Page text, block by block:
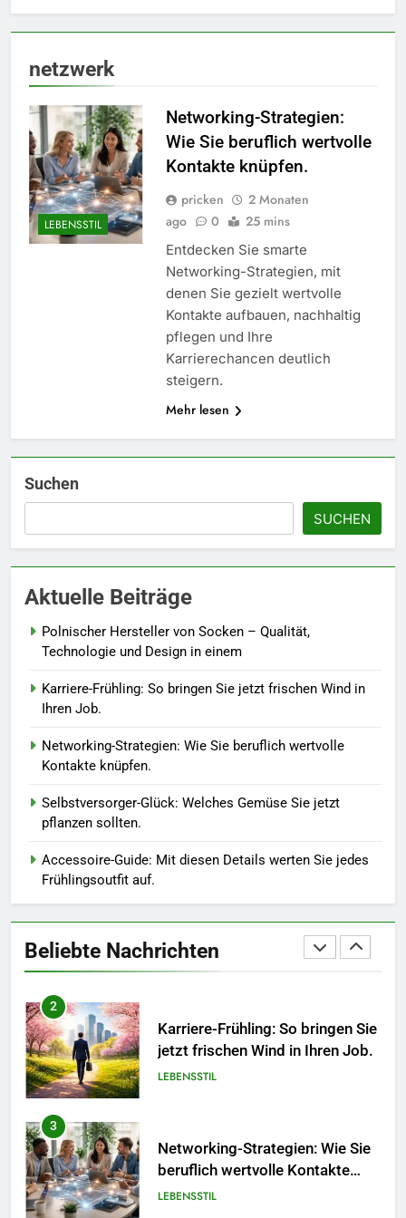
netzwerk
LEBENSSTIL
Networking-Strategien:
Wie Sie beruflich wertvolle
Kontakte knüpfen.
pricken
2 Monaten
ago
0 25 mins
Entdecken Sie smarte
Networking-Strategien, mit
denen Sie gezielt wertvolle
Kontakte aufbauen, nachhaltig
pflegen und Ihre
Karrierechancen deutlich
steigern.
Mehr lesen
Suchen
SUCHEN
Aktuelle Beiträge
Polnischer Hersteller von Socken – Qualität,
Technologie und Design in einem
Karriere-Frühling: So bringen Sie jetzt frischen Wind in
Ihren Job.
Networking-Strategien: Wie Sie beruflich wertvolle
Kontakte knüpfen.
Selbstversorger-Glück: Welches Gemüse Sie jetzt
pflanzen sollten.
Accessoire-Guide: Mit diesen Details werten Sie jedes
Frühlingsoutfit auf.
Beliebte Nachrichten
Details werten Sie jedes
Naturnah gärtnern: So locken
Sie Bienen und Schmetterlinge
in Ihren Garten.
LEBENSSTIL
7
zum Quereinstieg in der neuen
8
So kombinieren Sie Pastelltöne
1
Socken – Qualität, Technologie
und Design in einem
MODE
2
Karriere-Frühling: So bringen Sie
jetzt frischen Wind in Ihren Job.
LEBENSSTIL
3
Networking-Strategien: Wie Sie
beruflich wertvolle Kontakte
knüpfen.
LEBENSSTIL